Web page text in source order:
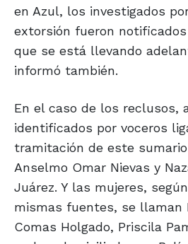
en Azul, los investigados
extorsión fueron
que se está llevando
informó también.
En el caso de los reclusos,
identificados por voceros
tramitación de este
Anselmo Omar Nievas y
Juárez. Y las mujeres,
mismas fuentes, se llaman
Comas Holgado, Priscila